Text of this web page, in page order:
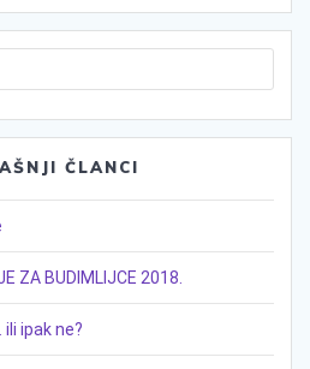
for:
ČLANCI
ZA BUDIMLIJCE 2018.
ipak ne?